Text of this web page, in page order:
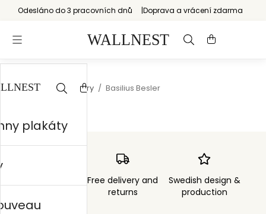
Odesláno do 3 pracovních dnů Doprava a vrácení zdarma
Start / Natural history / Basilius Besler
Free delivery and
returns
Swedish design &
production
plakáty